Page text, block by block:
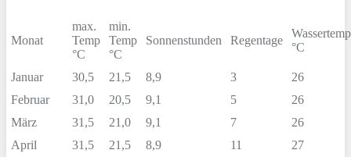
Monat
max.
Temp
°C
min.
Temp
°C
Sonnenstunden Regentage
°C
Januar 30,5 21,5 8,9 3
26
Februar
31,0 20,5 9,1 5
26
März
31,5 21,0 9,1 7
26
April
31,5 21,5 8,9 11 27